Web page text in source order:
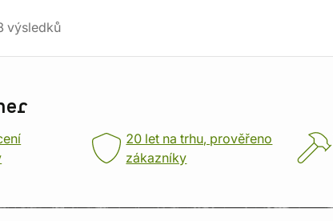
výsledků
20 let na trhu, prověřeno
zákazníky